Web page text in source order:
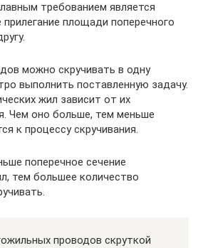
требованием является
площади поперечного
можно скручивать в одну
выполнить поставленную задачу.
жил зависит от их
Чем оно больше, тем меньше
к процессу скручивания.
поперечное сечение
тем большее количество
проводов скруткой